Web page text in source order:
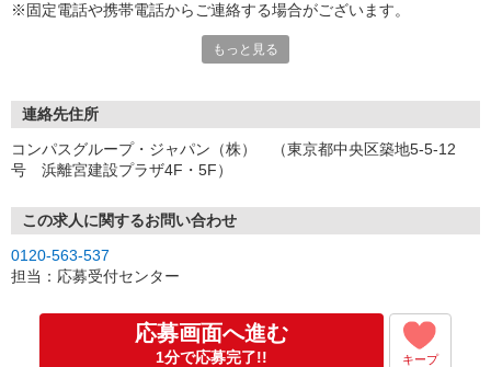
※固定電話や携帯電話からご連絡する場合がございます。
［2］携帯のショートメッセージ（SMS）に質問フォームをお送り
メッセージに従ってご質問にご回答頂き、ご都合の良い面接日
程をご選択ください♪
連絡させて頂きます。
↓
［3］面接実施。履歴書（写真貼付）をお持ちください。
面接では仕事内容や職場についてなど、気になることやご希望は
［4］ 採用決定のご連絡。勤務開始日もお気軽にご相談ください。
もっと見る
連絡先住所
コンパスグループ・ジャパン（株） （東京都中央区築地5-5-12
号 浜離宮建設プラザ4F・5F）
この求人に関するお問い合わせ
0120-563-537
担当：応募受付センター
応募画面へ進む
1分で応募完了!! キープ